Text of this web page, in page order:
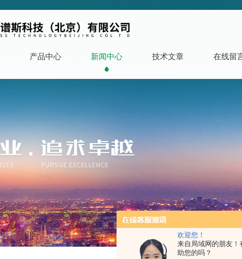
欢迎您！
来自局域网的朋友！
助您的吗？
产品中心 新闻中心 技术文章 在线留